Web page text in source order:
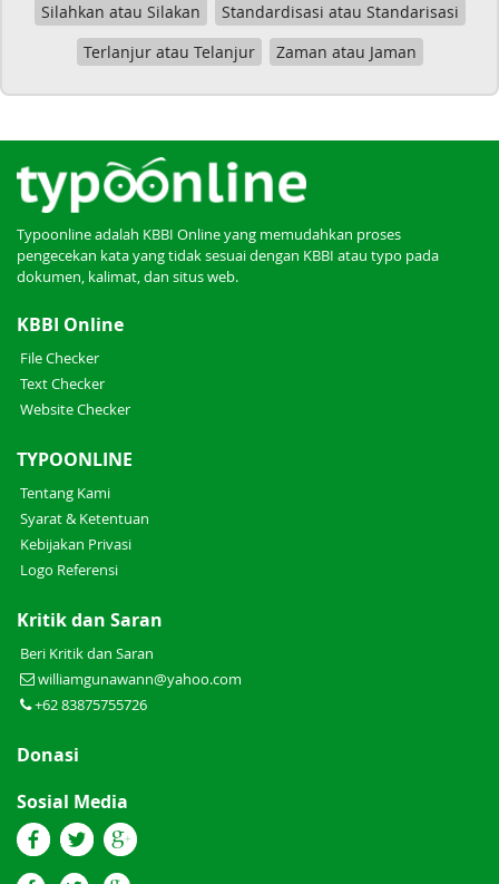
Silahkan atau Silakan
Standardisasi atau Standarisasi
Terlanjur atau Telanjur
Zaman atau Jaman
Typoonline adalah KBBI Online yang memudahkan proses
pengecekan kata yang tidak sesuai dengan KBBI atau typo pada
dokumen, kalimat, dan situs web.
KBBI Online
File Checker
Text Checker
Website Checker
TYPOONLINE
Tentang Kami
Syarat & Ketentuan
Kebijakan Privasi
Logo Referensi
Kritik dan Saran
Beri Kritik dan Saran
williamgunawann@yahoo.com
+62 83875755726
Donasi
Sosial Media